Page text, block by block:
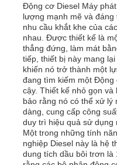
Nhà
Động cơ Diesel Máy
lượng mạnh mẽ và
nhu cầu khắt khe của
nhau. Được thiết kế là
thẳng đứng, làm mát
tiếp, thiết bị này mang
khiến nó trở thành một
đang tìm kiếm một Động
cậy. Thiết kế nhỏ gọn
bảo rằng nó có thể xử lý
dàng, cung cấp công
duy trì hiệu quả sử dụng
Một trong những tính
nghiệp Diesel này là hệ
dung tích dầu bôi trơn là